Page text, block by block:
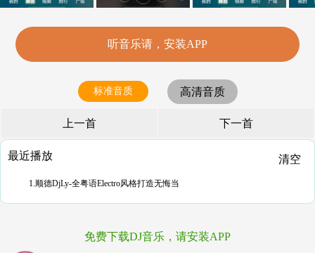
听音乐请，安装APP
标准音质 高清音质
上一首 下一首
最近播放 清空
1.顺德DjLy-全粤语Electro风格打造无悔当
免费下载DJ音乐，请安装APP